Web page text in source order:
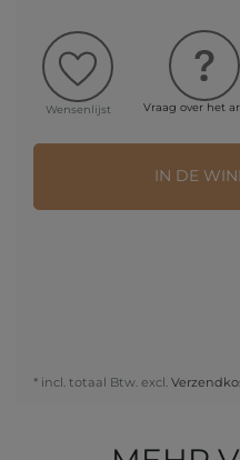
Wensenlijst Vraag over het
IN DE
* incl. totaal Btw. excl.